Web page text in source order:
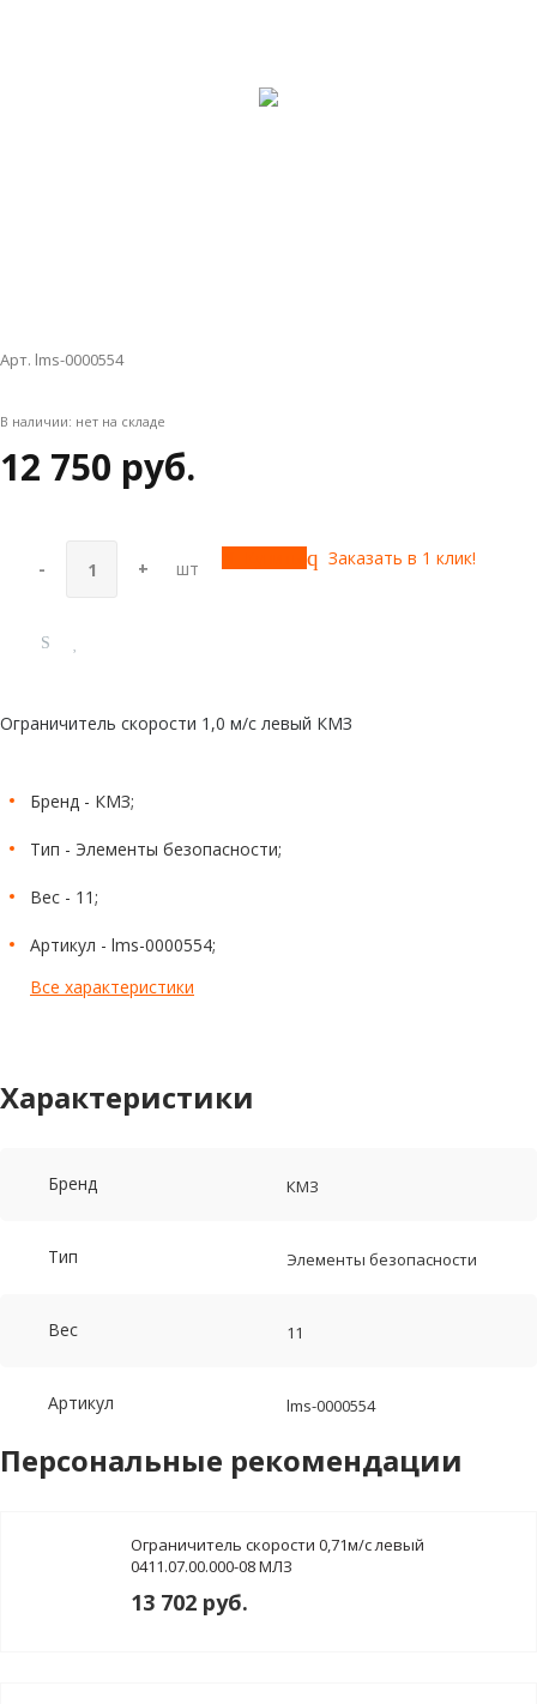
Арт. lms-0000554
В наличии: нет на складе
12 750 руб.
- + шт Заказать в 1 клик!
Ограничитель скорости 1,0 м/с левый КМЗ
Бренд - КМЗ;
Тип - Элементы безопасности;
Вес - 11;
Артикул - lms-0000554;
Все характеристики
Характеристики
Бренд КМЗ
Тип Элементы безопасности
Вес 11
Артикул lms-0000554
Персональные рекомендации
Ограничитель скорости 0,71м/с левый
0411.07.00.000-08 МЛЗ
13 702 руб.